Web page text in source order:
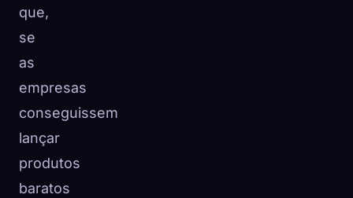
que,
se
as
empresas
conseguissem
lançar
produtos
baratos